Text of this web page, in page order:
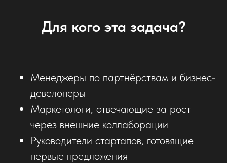
Для кого эта задача?
Менеджеры по партнёрствам и бизнес-
девелоперы
Маркетологи, отвечающие за рост
через внешние коллаборации
Руководители стартапов, готовящие
первые предложения